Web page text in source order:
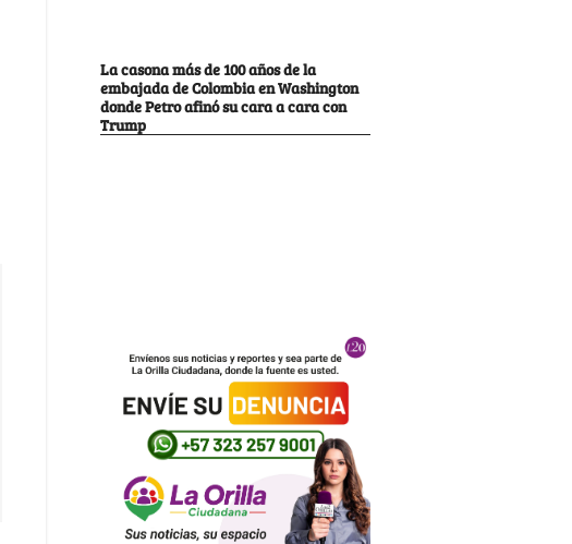
La casona más de 100 años de la
embajada de Colombia en Washington
donde Petro afinó su cara a cara con
Trump